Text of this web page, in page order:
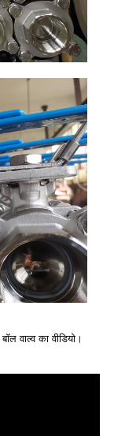
वाल्व का वीडियो।